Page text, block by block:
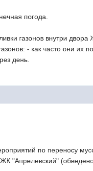
погода.
газонов внутри двора
- как часто они их
день.
по переносу
"Апрелевский"